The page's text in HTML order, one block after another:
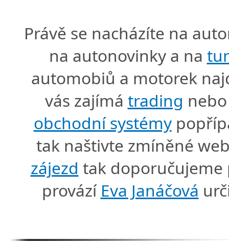
Právě se nacházíte na
na autonovinky a na
automobiů a motorek
vás zajímá trading
obchodní systémy
tak naštivte zmíněné
zájezd tak doporučujeme
provází Eva Janáčová